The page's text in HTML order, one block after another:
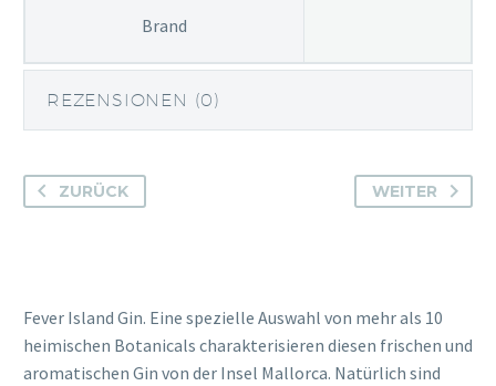
Brand
REZENSIONEN (0)
ZURÜCK WEITER
Fever Island Gin. Eine spezielle Auswahl von mehr als 10
heimischen Botanicals charakterisieren diesen frischen und
aromatischen Gin von der Insel Mallorca. Natürlich sind